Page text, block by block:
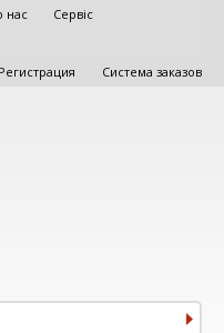
нас
Сервіс
Регистрация Система заказов